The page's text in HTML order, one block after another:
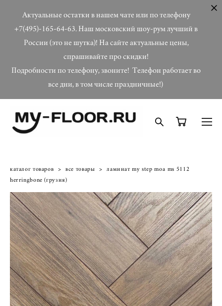
Актуальные остатки в нашем чате или по телефону
+7(495)-165-64-63. Наш московский шоу-рум лучший в
России (это не шутка)! На сайте актуальные цены,
спрашивайте про скидки!
Подробности по телефону, звоните! Телефон работает во
все дни, в том числе праздничные!)
каталог товаров > все товары >
ламинат my step moa ms 5112
herringbone (грузия)